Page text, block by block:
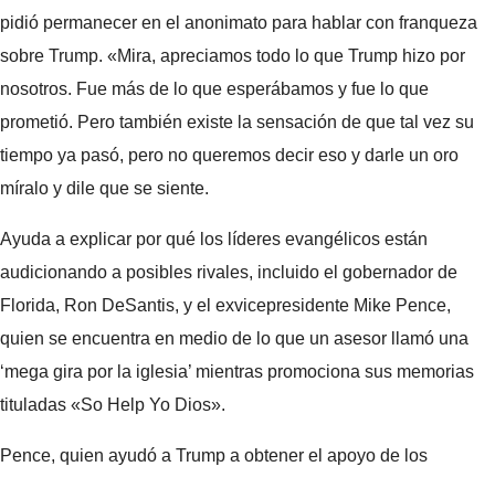
pidió permanecer en el anonimato para hablar con franqueza
sobre Trump. «Mira, apreciamos todo lo que Trump hizo por
nosotros. Fue más de lo que esperábamos y fue lo que
prometió. Pero también existe la sensación de que tal vez su
tiempo ya pasó, pero no queremos decir eso y darle un oro
míralo y dile que se siente.
Ayuda a explicar por qué los líderes evangélicos están
audicionando a posibles rivales, incluido el gobernador de
Florida, Ron DeSantis, y el exvicepresidente Mike Pence,
quien se encuentra en medio de lo que un asesor llamó una
‘mega gira por la iglesia’ mientras promociona sus memorias
tituladas «So Help Yo Dios».
Pence, quien ayudó a Trump a obtener el apoyo de los